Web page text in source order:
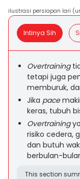
ilustrasi persiapan lari
Intinya Sih
Overtraining
tetapi juga
memburuk,
Jika pace
keras, tubuh
Overtraining
risiko cedera,
dan butuh
berbulan-
This section